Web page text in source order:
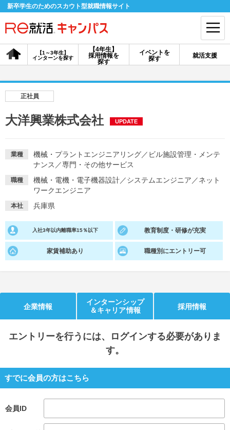
新卒学生のためのスカウト型就職情報サイト
【4年生】
採用情報を
探す
【1～3年生】
インターンを探す
イベントを
探す
就活支援
会員登録 ログイン
採用情報を探す
説明会を探す
インターンを探す
イベントを探す
就活ノウハウ・サポート
就活支援 就活コラム
あなたに合う仕事を診断！ 動画で対策講座をチェック
就活時事ニュースを更新 不明点があればこちら
正社員
大洋興業株式会社 UPDATE
業種 機械・プラントエンジニアリング／ ビル施設管理・メンテ
ナンス ／専門・その他サービス
職種 機械・電機・電子機器設計／システムエンジニア ／ネット
ワークエンジニア
本社 兵庫県
入社3年以内離職率15％以下 教育制度・研修が充実
家賃補助あり 職種別にエントリー可
企業情報
インターンシップ
＆キャリア情報
採用情報
エントリーを行うには、ログインする必要がありま
す。
すでに会員の方はこちら
会員ID